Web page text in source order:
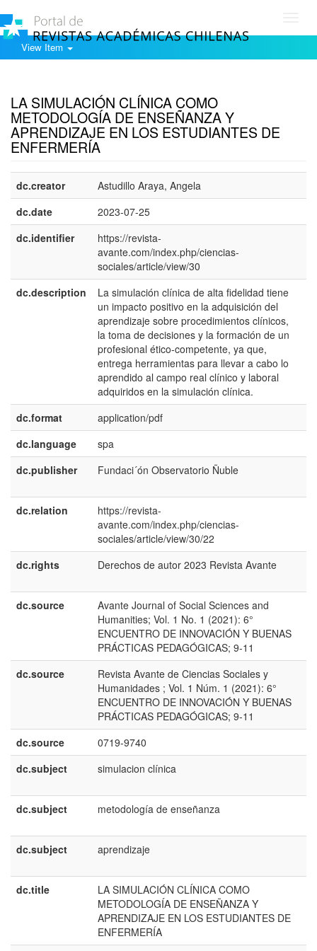
View Item
LA SIMULACIÓN CLÍNICA COMO
METODOLOGÍA DE ENSEÑANZA Y
APRENDIZAJE EN LOS ESTUDIANTES DE
ENFERMERÍA
dc.creator
Astudillo Araya, Angela
dc.date
2023-07-25
dc.identifier
https://revista-
avante.com/index.php/ciencias-
sociales/article/view/30
dc.description
La simulación clínica de alta fidelidad tiene
un impacto positivo en la adquisición del
aprendizaje sobre procedimientos clínicos,
la toma de decisiones y la formación de un
profesional ético-competente, ya que,
entrega herramientas para llevar a cabo lo
aprendido al campo real clínico y laboral
adquiridos en la simulación clínica.
dc.format
application/pdf
dc.language
spa
dc.publisher
Fundaci´ón Observatorio Ñuble
dc.relation
https://revista-
avante.com/index.php/ciencias-
sociales/article/view/30/22
dc.rights
Derechos de autor 2023 Revista Avante
dc.source
Avante Journal of Social Sciences and
Humanities; Vol. 1 No. 1 (2021): 6°
ENCUENTRO DE INNOVACIÓN Y BUENAS
PRÁCTICAS PEDAGÓGICAS; 9-11
dc.source
Revista Avante de Ciencias Sociales y
Humanidades ; Vol. 1 Núm. 1 (2021): 6°
ENCUENTRO DE INNOVACIÓN Y BUENAS
PRÁCTICAS PEDAGÓGICAS; 9-11
dc.source
0719-9740
dc.subject
simulacion clínica
dc.subject
metodología de enseñanza
dc.subject
aprendizaje
dc.title
LA SIMULACIÓN CLÍNICA COMO
METODOLOGÍA DE ENSEÑANZA Y
APRENDIZAJE EN LOS ESTUDIANTES DE
ENFERMERÍA